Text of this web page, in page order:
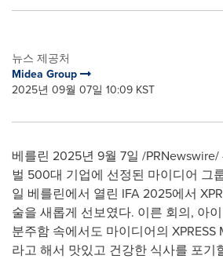
뉴스 제공처
Midea Group
2025년 09월 07일 10:09 KST
베를린 2025년 9월 7일 /
벌 500대 기업에 선정된 마이디어 그
일 베를린에서 열린 IFA 2025에서
술을 새롭게 선보였다. 이른 회의, 아
분주함 속에서도 마이디어의 XPRESS
라고 해서 맛있고 건강한 식사를 포기